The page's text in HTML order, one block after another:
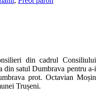
din cadrul Consiliului
din satul Dumbrava pentru a-i
prot. Octavian Moșin
Trușeni.